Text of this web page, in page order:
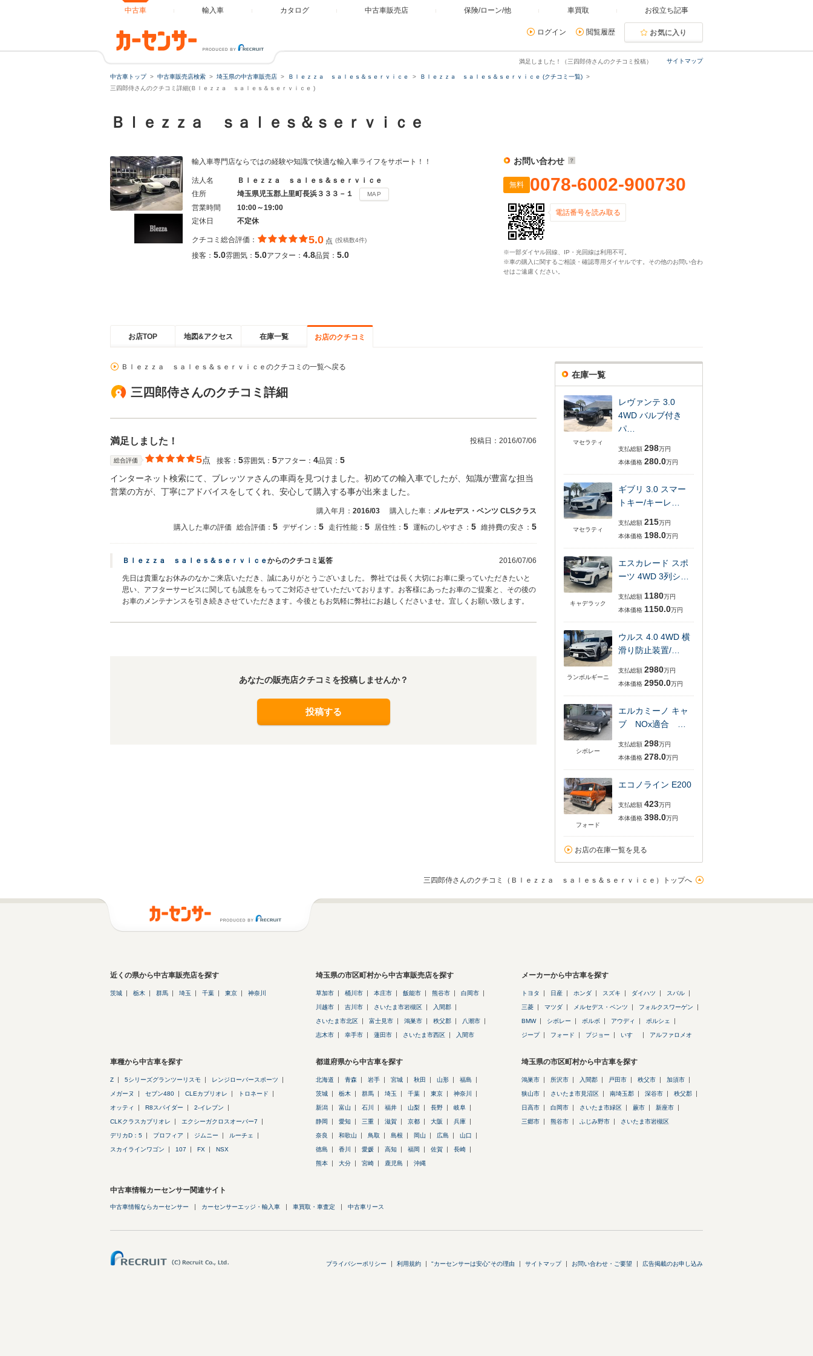
中古車 輸入車 カタログ 中古車販売店 保険/ローン/他 車買取 お役立ち記事
ログイン 閲覧履歴 お気に入り
サイトマップ
満足しました！（三四郎侍さんのクチコミ投稿）
中古車トップ 中古車販売店検索 埼玉県の中古車販売店 Ｂｌｅｚｚａ ｓａｌｅｓ＆ｓｅｒｖｉｃｅ
Ｂｌｅｚｚａ ｓａｌｅｓ＆ｓｅｒｖｉｃｅ (クチコミ一覧)
三四郎侍さんのクチコミ詳細(Ｂｌｅｚｚａ ｓａｌｅｓ＆ｓｅｒｖｉｃｅ )
Ｂｌｅｚｚａ ｓａｌｅｓ＆ｓｅｒｖｉｃｅ
輸入車専門店ならではの経験や知識で快適な輸入車ライフをサポート！！
法人名
Ｂｌｅｚｚａ ｓａｌｅｓ＆ｓｅｒｖｉｃｅ
住所
埼玉県児玉郡上里町長浜３３３－１ MAP
営業時間
10:00～19:00
定休日
不定休
クチコミ総合評価： 5.0 点 (投稿数4件)
接客： 5.0雰囲気： 5.0アフター： 4.8品質： 5.0
お問い合わせ
無料 0078-6002-900730
電話番号を読み取る
※一部ダイヤル回線、IP・光回線は利用不可。
※車の購入に関するご相談・確認専用ダイヤルです。その他のお問い合わ
せはご遠慮ください。
お店TOP 地図&アクセス 在庫一覧 お店のクチコミ
Ｂｌｅｚｚａ ｓａｌｅｓ＆ｓｅｒｖｉｃｅのクチコミの一覧へ戻る
三四郎侍さんのクチコミ詳細
満足しました！ 投稿日： 2016/07/06
総合評価 5点 接客： 5雰囲気： 5アフター： 4品質： 5
インターネット検索にて、ブレッツァさんの車両を見つけました。初めての輸入車でしたが、知識が豊富な担当
営業の方が、丁寧にアドバイスをしてくれ、安心して購入する事が出来ました。
購入年月： 2016/03 購入した車： メルセデス・ベンツ CLSクラス
購入した車の評価
総合評価： 5 デザイン： 5 走行性能： 5 居住性： 5 運転のしやすさ： 5 維持費の安さ： 5
Ｂｌｅｚｚａ ｓａｌｅｓ＆ｓｅｒｖｉｃｅからのクチコミ返答 2016/07/06
先日は貴重なお休みのなかご来店いただき、誠にありがとうございました。 弊社では長く大切にお車に乗っていただきたいと
思い、アフターサービスに関しても誠意をもってご対応させていただいております。お客様にあったお車のご提案と、その後の
お車のメンテナンスを引き続きさせていただきます。今後ともお気軽に弊社にお越しくださいませ。宜しくお願い致します。
あなたの販売店クチコミを投稿しませんか？
投稿する
在庫一覧
マセラティ
レヴァンテ 3.0
4WD バルブ付き
パ…
支払総額 298万円
本体価格 280.0万円
マセラティ
ギブリ 3.0 スマー
トキー/キーレ…
支払総額 215万円
本体価格 198.0万円
キャデラック
エスカレード スポ
ーツ 4WD 3列シ…
支払総額 1180万円
本体価格 1150.0万円
ランボルギーニ
ウルス 4.0 4WD 横
滑り防止装置/…
支払総額 2980万円
本体価格 2950.0万円
シボレー
エルカミーノ キャ
ブ NOx適合 …
支払総額 298万円
本体価格 278.0万円
フォード
エコノライン E200
支払総額 423万円
本体価格 398.0万円
お店の在庫一覧を見る
三四郎侍さんのクチコミ（Ｂｌｅｚｚａ ｓａｌｅｓ＆ｓｅｒｖｉｃｅ）トップへ
近くの県から中古車販売店を探す
茨城 栃木 群馬 埼玉 千葉 東京 神奈川
埼玉県の市区町村から中古車販売店を探す
草加市 桶川市 本庄市 飯能市 熊谷市 白岡市
川越市 吉川市 さいたま市岩槻区 入間郡
さいたま市北区 富士見市 鴻巣市 秩父郡 八潮市
志木市 幸手市 蓮田市 さいたま市西区 入間市
メーカーから中古車を探す
トヨタ 日産 ホンダ スズキ ダイハツ スバル
三菱 マツダ メルセデス・ベンツ フォルクスワーゲン
BMW シボレー ボルボ アウディ ポルシェ
ジープ フォード プジョー いすゞ アルファロメオ
車種から中古車を探す
Z 5シリーズグランツーリスモ レンジローバースポーツ
メガーヌ セブン480 CLEカブリオレ トロネード
オッティ R8スパイダー 2-イレブン
CLKクラスカブリオレ エクシーガクロスオーバー7
デリカD：5 プロフィア ジムニー ルーチェ
スカイラインワゴン 107 FX NSX
都道府県から中古車を探す
北海道 青森 岩手 宮城 秋田 山形 福島
茨城 栃木 群馬 埼玉 千葉 東京 神奈川
新潟 富山 石川 福井 山梨 長野 岐阜
静岡 愛知 三重 滋賀 京都 大阪 兵庫
奈良 和歌山 鳥取 島根 岡山 広島 山口
徳島 香川 愛媛 高知 福岡 佐賀 長崎
熊本 大分 宮崎 鹿児島 沖縄
埼玉県の市区町村から中古車を探す
鴻巣市 所沢市 入間郡 戸田市 秩父市 加須市
狭山市 さいたま市見沼区 南埼玉郡 深谷市 秩父郡
日高市 白岡市 さいたま市緑区 蕨市 新座市
三郷市 熊谷市 ふじみ野市 さいたま市岩槻区
中古車情報カーセンサー関連サイト
中古車情報ならカーセンサー カーセンサーエッジ・輸入車 車買取・車査定 中古車リース
プライバシーポリシー 利用規約 "カーセンサーは安心"その理由 サイトマップ お問い合わせ・ご要望 広告掲載のお申し込み